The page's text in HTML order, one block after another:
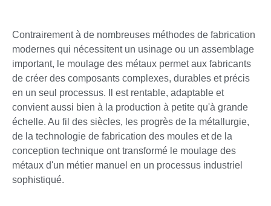
Contrairement à de nombreuses méthodes de fabrication
modernes qui nécessitent un usinage ou un assemblage
important, le moulage des métaux permet aux fabricants
de créer des composants complexes, durables et précis
en un seul processus. Il est rentable, adaptable et
convient aussi bien à la production à petite qu'à grande
échelle. Au fil des siècles, les progrès de la métallurgie,
de la technologie de fabrication des moules et de la
conception technique ont transformé le moulage des
métaux d'un métier manuel en un processus industriel
sophistiqué.